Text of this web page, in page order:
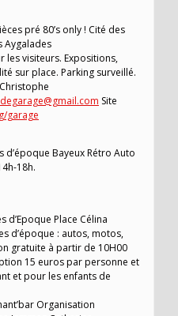
pré 80’s only ! Cité des
Aygalades
les visiteurs. Expositions,
sur place. Parking surveillé.
Site
garage
d’époque Bayeux Rétro Auto
18h.
d’Epoque Place Célina
d’époque : autos, motos,
gratuite à partir de 10H00
15 euros par personne et
et pour les enfants de
Organisation